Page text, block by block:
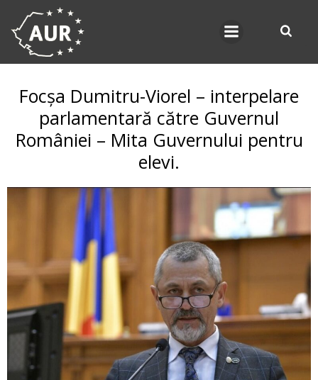
Focșa Dumitru-Viorel – interpelare
parlamentară către Guvernul
României – Mita Guvernului pentru
elevi.